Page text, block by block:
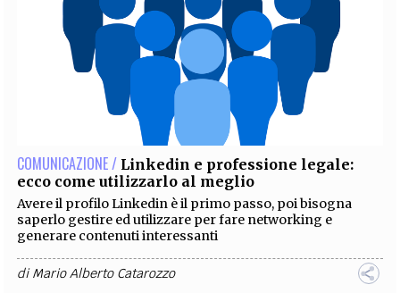
COMUNICAZIONE / Linkedin e professione legale:
ecco come utilizzarlo al meglio
Avere il profilo Linkedin è il primo passo, poi bisogna
saperlo gestire ed utilizzare per fare networking e
generare contenuti interessanti
diMario Alberto Catarozzo